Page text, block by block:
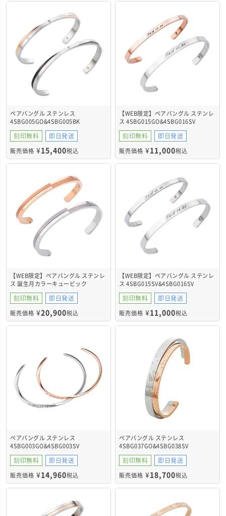
ペアバングル ステンレス
4SBG005GO&4SBG005BK
刻印無料 即日発送
販売価格 ¥15,400税込
【WEB限定】ペアバングル ステンレ
ス 4SBG015GO&4SBG016SV
刻印無料 即日発送
販売価格 ¥11,000税込
【WEB限定】ペアバングル ステンレ
ス 誕生月カラーキュービック
4SBG201GO&4SBG202SV
刻印無料 即日発送
販売価格 ¥20,900税込
【WEB限定】ペアバングル ステンレ
ス 4SBG015SV&4SBG016SV
刻印無料 即日発送
販売価格 ¥11,000税込
ペアバングル ステンレス
4SBG003GO&4SBG003SV
刻印無料 即日発送
販売価格 ¥14,960税込
ペアバングル ステンレス
4SBG037GO&4SBG038SV
刻印無料 即日発送
販売価格 ¥18,700税込